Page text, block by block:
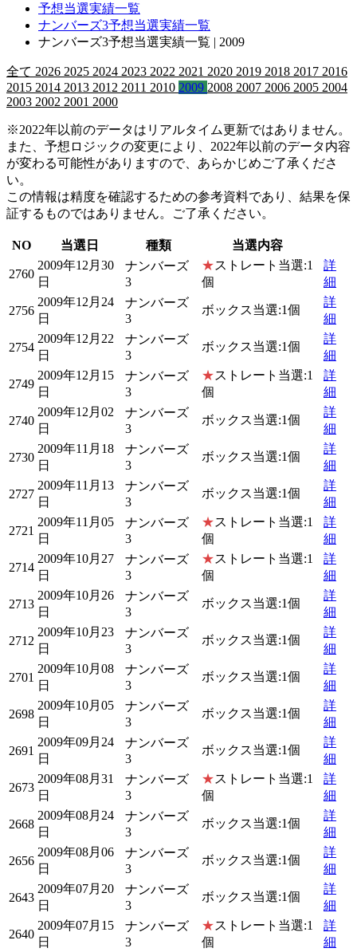
予想当選実績一覧
ナンバーズ3予想当選実績一覧
ナンバーズ3予想当選実績一覧 | 2009
全て 2026 2025 2024 2023 2022 2021 2020 2019 2018 2017 2016
2015 2014 2013 2012 2011 2010 2009 2008 2007 2006 2005 2004
2003 2002 2001 2000
※2022年以前のデータはリアルタイム更新ではありません。
また、予想ロジックの変更により、2022年以前のデータ内容
が変わる可能性がありますので、あらかじめご了承くださ
い。
この情報は精度を確認するための参考資料であり、結果を保
証するものではありません。ご了承ください。
NO 当選日 種類 当選内容
2760
2009年12月30
日
ナンバーズ
3
★ストレート当選:1
個
詳
細
2756
2009年12月24
日
ナンバーズ
3
ボックス当選:1個
詳
細
2754
2009年12月22
日
ナンバーズ
3
ボックス当選:1個
詳
細
2749
2009年12月15
日
ナンバーズ
3
★ストレート当選:1
個
詳
細
2740
2009年12月02
日
ナンバーズ
3
ボックス当選:1個
詳
細
2730
2009年11月18
日
ナンバーズ
3
ボックス当選:1個
詳
細
2727
2009年11月13
日
ナンバーズ
3
ボックス当選:1個
詳
細
2721
2009年11月05
日
ナンバーズ
3
★ストレート当選:1
個
詳
細
2714
2009年10月27
日
ナンバーズ
3
★ストレート当選:1
個
詳
細
2713
2009年10月26
日
ナンバーズ
3
ボックス当選:1個
詳
細
2712
2009年10月23
日
ナンバーズ
3
ボックス当選:1個
詳
細
2701
2009年10月08
日
ナンバーズ
3
ボックス当選:1個
詳
細
2698
2009年10月05
日
ナンバーズ
3
ボックス当選:1個
詳
細
2691
2009年09月24
日
ナンバーズ
3
ボックス当選:1個
詳
細
2673
2009年08月31
日
ナンバーズ
3
★ストレート当選:1
個
詳
細
2668
2009年08月24
日
ナンバーズ
3
ボックス当選:1個
詳
細
2656
2009年08月06
日
ナンバーズ
3
ボックス当選:1個
詳
細
2643
2009年07月20
日
ナンバーズ
3
ボックス当選:1個
詳
細
2640
2009年07月15
日
ナンバーズ
3
★ストレート当選:1
個
詳
細